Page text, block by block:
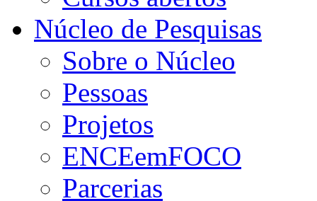
Núcleo de Pesquisas
Sobre o Núcleo
Pessoas
Projetos
ENCEemFOCO
Parcerias